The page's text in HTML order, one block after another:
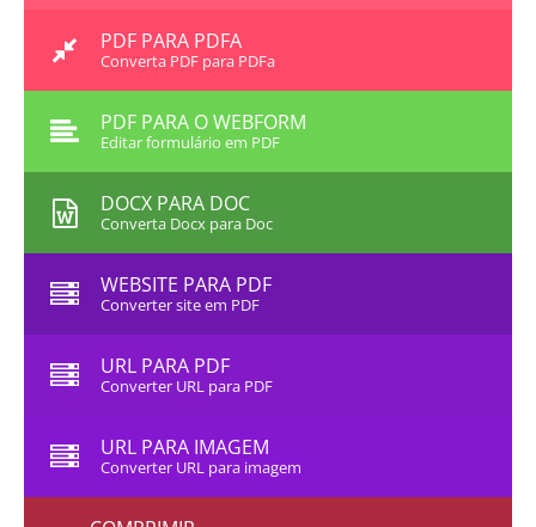
PDF PARA PDFA
Converta PDF para PDFa
PDF PARA O WEBFORM
Editar formulário em PDF
DOCX PARA DOC
Converta Docx para Doc
WEBSITE PARA PDF
Converter site em PDF
URL PARA PDF
Converter URL para PDF
URL PARA IMAGEM
Converter URL para imagem